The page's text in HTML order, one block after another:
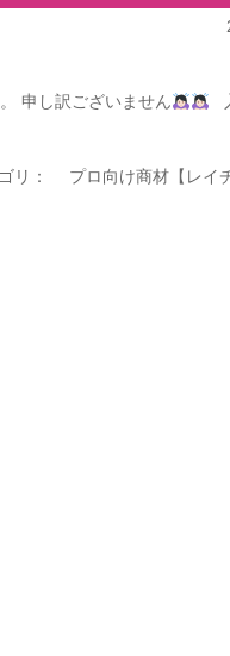
申し訳ございません
リ： プロ向け商材【レイ